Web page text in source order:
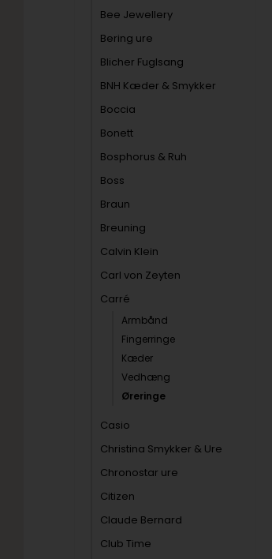
Bee Jewellery
Bering ure
Blicher Fuglsang
BNH Kæder & Smykker
Boccia
Bonett
Bosphorus & Ruh
Boss
Braun
Breuning
Calvin Klein
Carl von Zeyten
Carré
Armbånd
Fingerringe
Kæder
Vedhæng
Øreringe
Casio
Christina Smykker & Ure
Chronostar ure
Citizen
Claude Bernard
Club Time